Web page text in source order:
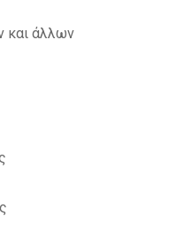
και άλλων